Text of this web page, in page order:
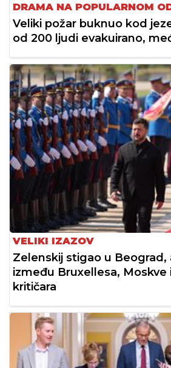
DRAMA NA POPULARNOM
Veliki požar buknuo kod
od 200 ljudi evakuirano,
VELIKI IZAZOV
Zelenskij stigao u Beograd,
između Bruxellesa, Moskve
kritičara